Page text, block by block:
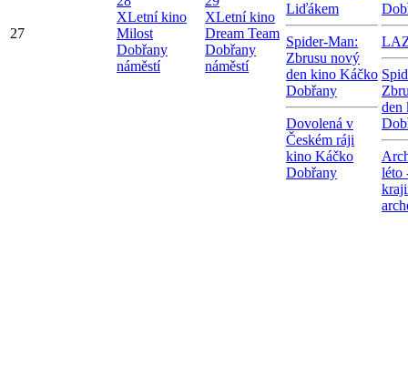
27
XLetní kino
Milost
Dobřany
náměstí
XLetní kino
Dream Team
Dobřany
náměstí
Liďákem
Spider-Man:
Zbrusu nový
den kino Káčko
Dobřany
Dovolená v
Českém ráji
kino Káčko
Dobřany
den
léto